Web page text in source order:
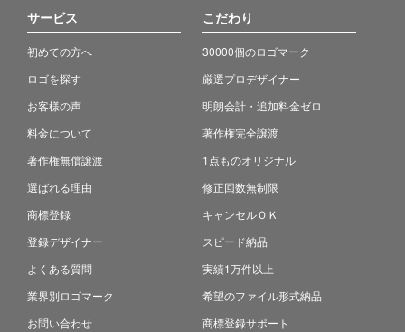
サービス
初めての方へ
ロゴを探す
お客様の声
料金について
著作権無償譲渡
選ばれる理由
商標登録
登録デザイナー
よくある質問
業界別ロゴマーク
お問い合わせ
こだわり
30000個のロゴマーク
厳選プロデザイナー
明朗会計・追加料金ゼロ
著作権完全譲渡
1点ものオリジナル
修正回数無制限
キャンセルＯＫ
スピード納品
実績1万件以上
希望のファイル形式納品
商標登録サポート